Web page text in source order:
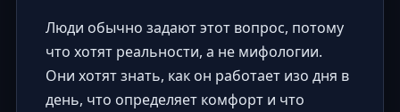
Люди обычно задают этот вопрос, потому
что хотят реальности, а не мифологии.
Они хотят знать, как он работает изо дня в
день, что определяет комфорт и что